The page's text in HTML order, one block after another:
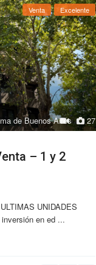
27
de Buenos Aires
Venta Excelente
– 1 y 2
UNIDADES
en ed ...